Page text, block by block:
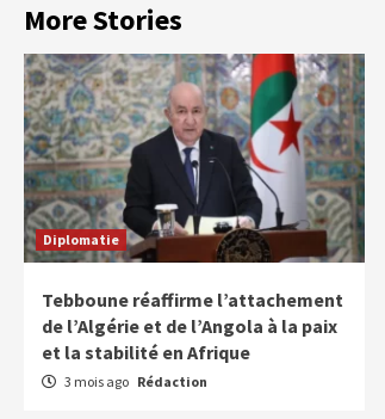
More Stories
Diplomatie
Tebboune réaffirme l’attachement
de l’Algérie et de l’Angola à la paix
et la stabilité en Afrique
3 mois ago Rédaction